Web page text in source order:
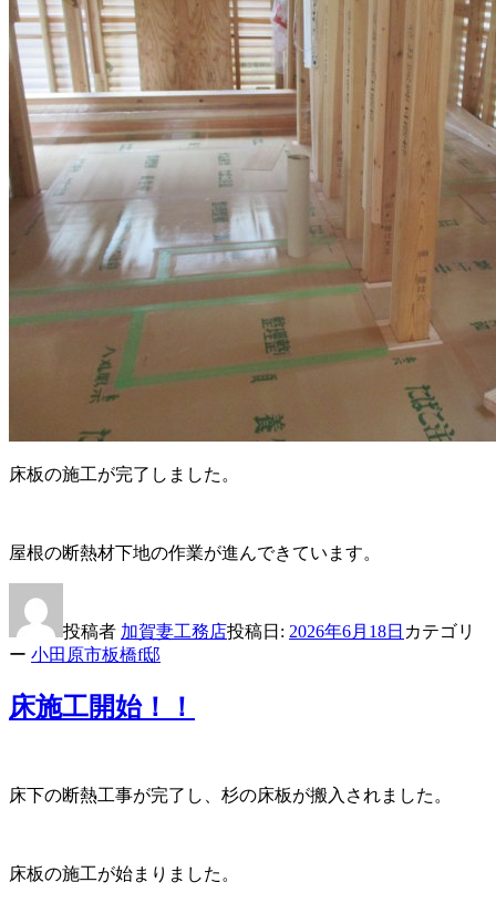
床板の施工が完了しました。
屋根の断熱材下地の作業が進んできています。
投稿者 加賀妻工務店投稿日: 2026年6月18日 カテゴリ
ー 小田原市板橋f邸
床施工開始！！
床下の断熱工事が完了し、杉の床板が搬入されました。
床板の施工が始まりました。